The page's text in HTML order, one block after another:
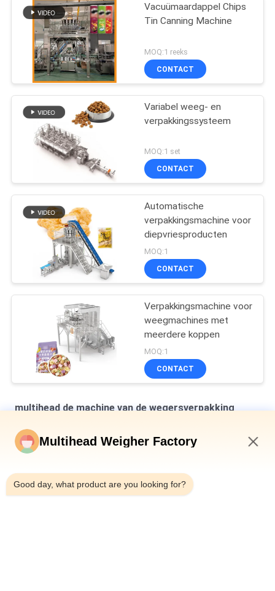
Vacuümaardappel Chips
Tin Canning Machine
MOQ:1 reeks
CONTACT
Variabel weeg- en
verpakkingssysteem
MOQ:1 set
CONTACT
Automatische
verpakkingsmachine voor
diepvriesproducten
MOQ:1
CONTACT
Verpakkingsmachine voor
weegmachines met
meerdere koppen
MOQ:1
CONTACT
multihead de machine van de wegersverpakking
Verticale multihead weegmachine voor het verpakken van
brood in zakken
flessen met blik 10-500 g ingeblikt slakkenvlees
Multihead Weigher Factory
Good day, what product are you looking for?